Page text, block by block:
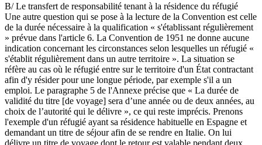
B/ Le transfert de responsabilité tenant à la résidence du réfugié
Une autre question qui se pose à la lecture de la Convention est celle
de la durée nécessaire à la qualification « s'établissant régulièrement
» prévue dans l'article 6. La Convention de 1951 ne donne aucune
indication concernant les circonstances selon lesquelles un réfugié «
s'établit régulièrement dans un autre territoire ». La situation se
réfère au cas où le réfugié entre sur le territoire d'un État contractant
afin d'y résider pour une longue période, par exemple s'il a un
emploi. Le paragraphe 5 de l'Annexe précise que « La durée de
validité du titre [de voyage] sera d’une année ou de deux années, au
choix de l’autorité qui le délivre », ce qui reste imprécis. Prenons
l'exemple d'un réfugié ayant sa résidence habituelle en Espagne et
demandant un titre de séjour afin de se rendre en Italie. On lui
délivre un titre de voyage dont le retour est valable pendant deux